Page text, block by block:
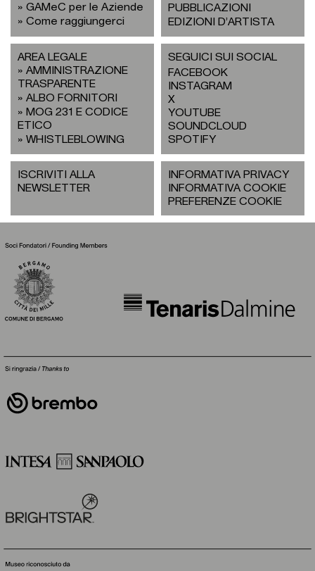
GAMeC per le Aziende
Come raggiungerci
PUBBLICAZIONI
EDIZIONI D’ARTISTA
AREA LEGALE
AMMINISTRAZIONE
TRASPARENTE
ALBO FORNITORI
MOG 231 E CODICE
ETICO
WHISTLEBLOWING
SEGUICI SUI SOCIAL
FACEBOOK
INSTAGRAM
X
YOUTUBE
SOUNDCLOUD
SPOTIFY
ISCRIVITI ALLA
NEWSLETTER
INFORMATIVA PRIVACY
INFORMATIVA COOKIE
PREFERENZE COOKIE